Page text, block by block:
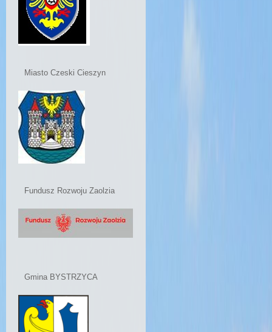
Miasto Czeski Cieszyn
Fundusz Rozwoju Zaolzia
Gmina BYSTRZYCA